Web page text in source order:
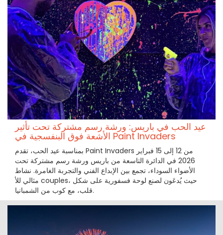
عيد الحب في باريس: ورشة رسم مشتركة تحت تأثير
الأشعة فوق البنفسجية في Paint Invaders
بمناسبة عيد الحب، تقدم Paint Invaders من 12 إلى 15 فبراير
2026 في الدائرة التاسعة من باريس ورشة رسم مشتركة تحت
الأضواء السوداء، تجمع بين الإبداع الفني والتجربة الغامرة. نشاط
مثالي للأ couples، حيث يُدعَون لصنع لوحة فسفورية على شكل
قلب، مع كوب من الشمبانيا.